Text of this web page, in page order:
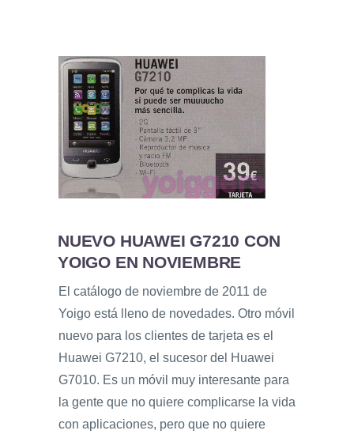
NUEVO HUAWEI G7210 CON
YOIGO EN NOVIEMBRE
El catálogo de noviembre de 2011 de
Yoigo está lleno de novedades. Otro móvil
nuevo para los clientes de tarjeta es el
Huawei G7210, el sucesor del Huawei
G7010. Es un móvil muy interesante para
la gente que no quiere complicarse la vida
con aplicaciones, pero que no quiere